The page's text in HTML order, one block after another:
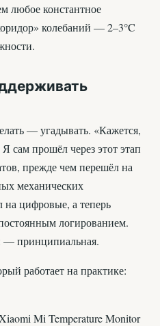
любое константное
колебаний — 2–3°C
— угадывать. «Кажется,
сам прошёл через этот этап
прежде чем перешёл на
механических
на цифровые, а теперь
логированием.
— принципиальная.
работает на практике:
Mi Temperature Monitor